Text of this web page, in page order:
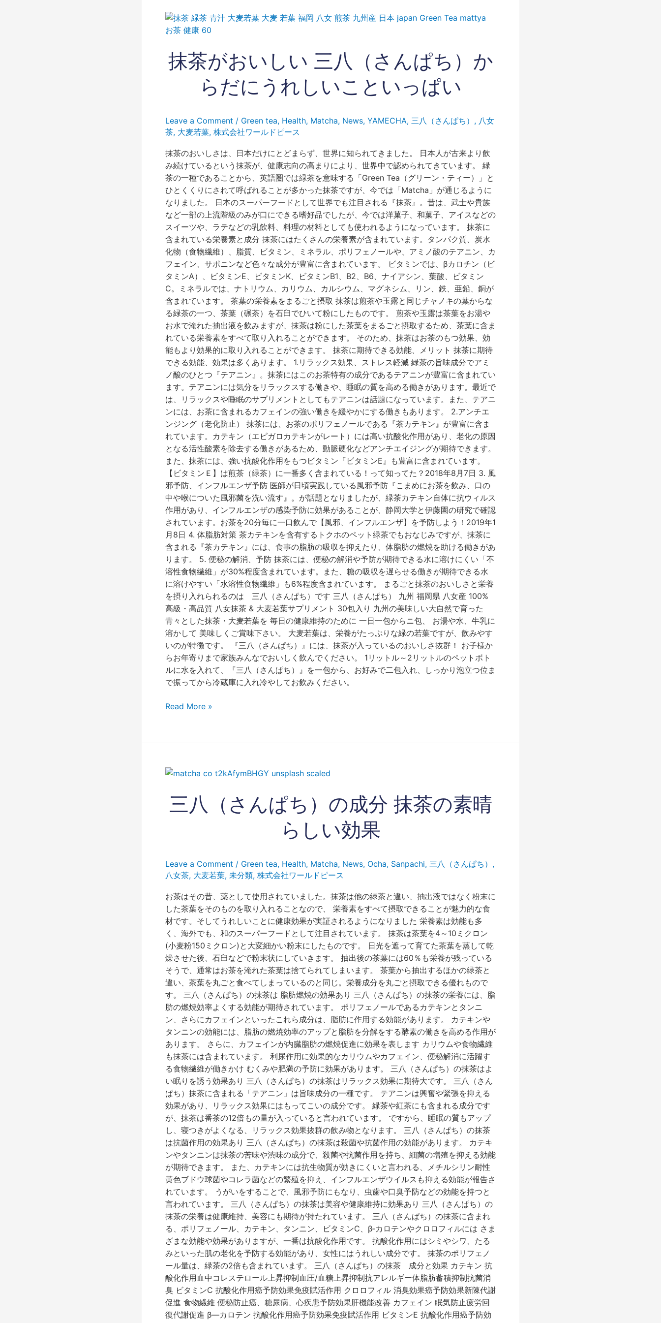
抹茶がおいしい 三八（さんぱち）か
らだにうれしいこといっぱい
Leave a Comment / Green tea, Health, Matcha, News, YAMECHA, 三八（さんぱち） , 八女
茶, 大麦若葉, 株式会社ワールドピース
抹茶のおいしさは、日本だけにとどまらず、世界に知られてきました。 日本人が古来より飲
み続けているという抹茶が、健康志向の高まりにより、世界中で認められてきています。 緑
茶の一種であることから、英語圏では緑茶を意味する「Green Tea（グリーン・ティー）」と
ひとくくりにされて呼ばれることが多かった抹茶ですが、今では「Matcha」が通じるように
なりました。 日本のスーパーフードとして世界でも注目される『抹茶』。昔は、武士や貴族
など一部の上流階級のみが口にできる嗜好品でしたが、今では洋菓子、和菓子、アイスなどの
スイーツや、ラテなどの乳飲料、料理の材料としても使われるようになっています。 抹茶に
含まれている栄養素と成分 抹茶にはたくさんの栄養素が含まれています。タンパク質、炭水
化物（食物繊維）、脂質、ビタミン、ミネラル、ポリフェノールや、アミノ酸のテアニン、カ
フェイン、サポニンなど色々な成分が豊富に含まれています。 ビタミンでは、βカロチン（ビ
タミンA）、ビタミンE、ビタミンK、ビタミンB1、B2、B6、ナイアシン、葉酸、ビタミン
C。ミネラルでは、ナトリウム、カリウム、カルシウム、マグネシム、リン、鉄、亜鉛、銅が
含まれています。 茶葉の栄養素をまるごと摂取 抹茶は煎茶や玉露と同じチャノキの葉からな
る緑茶の一つ、茶葉（碾茶）を石臼でひいて粉にしたものです。 煎茶や玉露は茶葉をお湯や
お水で淹れた抽出液を飲みますが、抹茶は粉にした茶葉をまるごと摂取するため、茶葉に含ま
れている栄養素をすべて取り入れることができます。 そのため、抹茶はお茶のもつ効果、効
能もより効果的に取り入れることができます。 抹茶に期待できる効能、メリット 抹茶に期待
できる効能、効果は多くあります。 1.リラックス効果、ストレス軽減 緑茶の旨味成分でアミ
ノ酸のひとつ『テアニン』。抹茶にはこのお茶特有の成分であるテアニンが豊富に含まれてい
ます。テアニンには気分をリラックスする働きや、睡眠の質を高める働きがあります。最近で
は、リラックスや睡眠のサプリメントとしてもテアニンは話題になっています。また、テアニ
ンには、お茶に含まれるカフェインの強い働きを緩やかにする働きもあります。 2.アンチエ
ンジング（老化防止） 抹茶には、お茶のポリフェノールである『茶カテキン』が豊富に含ま
れています。カテキン（エピガロカテキンがレート）には高い抗酸化作用があり、老化の原因
となる活性酸素を除去する働きがあるため、動脈硬化などアンチエイジングが期待できます。
また、抹茶には、強い抗酸化作用をもつビタミン『ビタミンE』も豊富に含まれています。
【ビタミンＥ】は煎茶（緑茶）に一番多く含まれている！って知ってた？2018年8月7日 3. 風
邪予防、インフルエンザ予防 医師が日頃実践している風邪予防『こまめにお茶を飲み、口の
中や喉についた風邪菌を洗い流す』。が話題となりましたが、緑茶カテキン自体に抗ウィルス
作用があり、インフルエンザの感染予防に効果があることが、静岡大学と伊藤園の研究で確認
されています。お茶を20分毎に一口飲んで【風邪、インフルエンザ】を予防しよう！2019年1
月8日 4. 体脂肪対策 茶カテキンを含有するトクホのペット緑茶でもおなじみですが、抹茶に
含まれる『茶カテキン』には、食事の脂肪の吸収を抑えたり、体脂肪の燃焼を助ける働きがあ
ります。 5. 便秘の解消、予防 抹茶には、便秘の解消や予防が期待できる水に溶けにくい「不
溶性食物繊維」が30%程度含まれています。また、糖の吸収を遅らせる働きが期待できる水
に溶けやすい「水溶性食物繊維」も6%程度含まれています。 まるごと抹茶のおいしさと栄養
を摂り入れられるのは 三八（さんぱち）です 三八（さんぱち） 九州 福岡県 八女産 100%
高級・高品質 八女抹茶 & 大麦若葉サプリメント 30包入り 九州の美味しい大自然で育った
青々とした抹茶・大麦若葉を 毎日の健康維持のために 一日一包からニ包、 お湯や水、牛乳に
溶かして 美味しくご賞味下さい。 大麦若葉は、栄養がたっぷりな緑の若葉ですが、飲みやす
いのが特徴です。 『三八（さんぱち）』には、抹茶が入っているのおいしさ抜群！ お子様か
らお年寄りまで家族みんなでおいしく飲んでください。 1リットル～2リットルのペットボト
ルに水を入れて、『三八（さんぱち）』を一包から、お好みで二包入れ、しっかり泡立つ位ま
で振ってから冷蔵庫に入れ冷やしてお飲みください。
抹
茶
お
い
八
（さ
ぱ
ち）
か
ら
だ
に
う
れ
し
い
こ
と
い
っ
ぱ
い
Read More »
三八（さんぱち）の成分 抹茶の素晴
らしい効果
Leave a Comment / Green tea, Health, Matcha, News, Ocha, Sanpachi, 三八（さんぱち） ,
八女茶, 大麦若葉, 未分類, 株式会社ワールドピース
お茶はその昔、薬として使用されていました。抹茶は他の緑茶と違い、抽出液ではなく粉末に
した茶葉をそのものを取り入れることなので、 栄養素をすべて摂取できることが魅力的な食
材です。そしてうれしいことに健康効果が実証されるようになりました 栄養素は効能も多
く、海外でも、和のスーパーフードとして注目されています。 抹茶は茶葉を4～10ミクロン
(小麦粉150ミクロン)と大変細かい粉末にしたものです。 日光を遮って育てた茶葉を蒸して乾
燥させた後、石臼などで粉末状にしていきます。 抽出後の茶葉には60％も栄養が残っている
そうで、通常はお茶を淹れた茶葉は捨てられてしまいます。 茶葉から抽出するほかの緑茶と
違い、茶葉を丸ごと食べてしまっているのと同じ。栄養成分を丸ごと摂取できる優れもので
す。 三八（さんぱち）の抹茶は 脂肪燃焼の効果あり 三八（さんぱち）の抹茶の栄養には、脂
肪の燃焼効率よくする効能が期待されています。 ポリフェノールであるカテキンとタンニ
ン、さらにカフェインといったこれら成分は、脂肪に作用する効能があります。 カテキンや
タンニンの効能には、脂肪の燃焼効率のアップと脂肪を分解をする酵素の働きを高める作用が
あります。 さらに、カフェインが内臓脂肪の燃焼促進に効果を表します カリウムや食物繊維
も抹茶には含まれています。 利尿作用に効果的なカリウムやカフェイン、便秘解消に活躍す
る食物繊維が働きかけ むくみや肥満の予防に効果があります。 三八（さんぱち）の抹茶はよ
い眠りを誘う効果あり 三八（さんぱち）の抹茶はリラックス効果に期待大です。 三八（さん
ぱち）抹茶に含まれる「テアニン」は旨味成分の一種です。 テアニンは興奮や緊張を抑える
効果があり、リラックス効果にはもってこいの成分です。 緑茶や紅茶にも含まれる成分です
が、抹茶は番茶の12倍もの量が入っていると言われています。 ですから、睡眠の質もアップ
し、寝つきがよくなる、リラックス効果抜群の飲み物となります。 三八（さんぱち）の抹茶
は抗菌作用の効果あり 三八（さんぱち）の抹茶は殺菌や抗菌作用の効能があります。 カテキ
ンやタンニンは抹茶の苦味や渋味の成分で、殺菌や抗菌作用を持ち、細菌の増殖を抑える効能
が期待できます。 また、カテキンには抗生物質が効きにくいと言われる、メチルシリン耐性
黄色ブドウ球菌やコレラ菌などの繁殖を抑え、インフルエンザウイルスも抑える効能が報告さ
れています。 うがいをすることで、風邪予防にもなり、虫歯や口臭予防などの効能を持つと
言われています。 三八（さんぱち）の抹茶は美容や健康維持に効果あり 三八（さんぱち）の
抹茶の栄養は健康維持、美容にも期待が持たれています。 三八（さんぱち）の抹茶に含まれ
る、ポリフェノール、カテキン、タンニン、ビタミンC、β‐カロテンやクロロフィルには さま
ざまな効能や効果がありますが、一番は抗酸化作用です。 抗酸化作用にはシミやシワ、たる
みといった肌の老化を予防する効能があり、女性にはうれしい成分です。 抹茶のポリフェノ
ール量は、緑茶の2倍も含まれています。 三八（さんぱち）の抹茶 成分と効果 カテキン 抗
酸化作用血中コレステロール上昇抑制血圧/血糖上昇抑制抗アレルギー体脂肪蓄積抑制抗菌消
臭 ビタミンC 抗酸化作用癌予防効果免疫賦活作用 クロロフィル 消臭効果癌予防効果新陳代謝
促進 食物繊維 便秘防止癌、糖尿病、心疾患予防効果肝機能改善 カフェイン 眠気防止疲労回
復代謝促進 β―カロテン 抗酸化作用癌予防効果免疫賦活作用 ビタミンE 抗酸化作用癌予防効
三
（さ
ん
分
抹
茶
の
素
晴
ら
し
い
効
果